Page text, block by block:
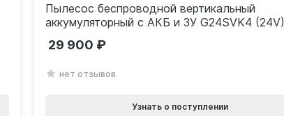
Пылесос беспроводной вертикальный
аккумуляторный с АКБ и ЗУ G24SVK4 (24V)
нет отзывов
29 900
Узнать о поступлении